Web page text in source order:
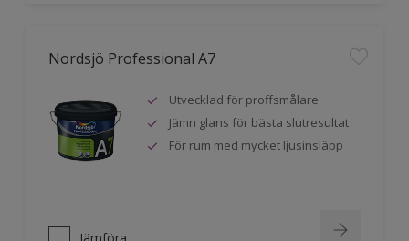
Nordsjö Professional A7
Utvecklad för proffsmålare
Jämn glans för bästa slutresultat
För rum med mycket ljusinsläpp
Jämföra